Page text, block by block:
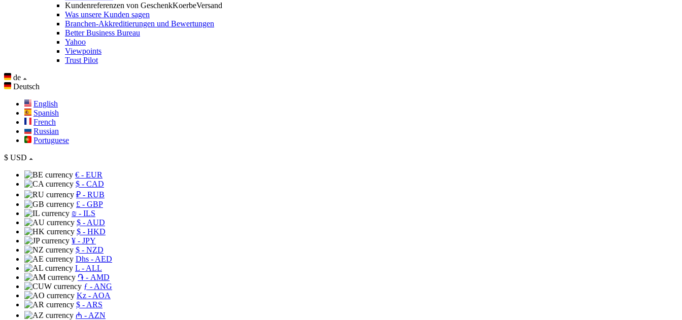
Kundenreferenzen von GeschenkKoerbeVersand
Was unsere Kunden sagen
Branchen-Akkreditierungen und Bewertungen
Better Business Bureau
Yahoo
Viewpoints
Trust Pilot
de
Deutsch
English
Spanish
French
Russian
Portuguese
$ USD
€ - EUR
$ - CAD
₽ - RUB
£ - GBP
₪ - ILS
$ - AUD
$ - HKD
¥ - JPY
$ - NZD
Dhs - AED
L - ALL
֏ - AMD
ƒ - ANG
Kz - AOA
$ - ARS
₼ - AZN